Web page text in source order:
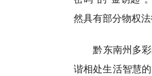
然具有部分物权
黔东南州多彩
谐相处生活智慧